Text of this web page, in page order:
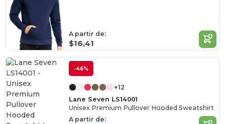
A partir de:
$16,41
-46%
+12
Lane Seven LS14001
Unisex Premium Pullover Hooded Sweatshirt
A partir de: